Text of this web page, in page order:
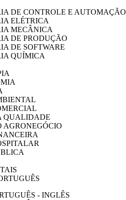
DE CONTROLE E AUTOMAÇÃO
ELÉTRICA
MECÂNICA
DE PRODUÇÃO
DE SOFTWARE
QUÍMICA
QUALIDADE
AGRONEGÓCIO
- INGLÊS